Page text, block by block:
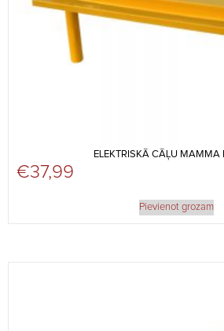
ELEKTRISKĀ CĀĻU MAMMA
€37,99
Pievienot grozam